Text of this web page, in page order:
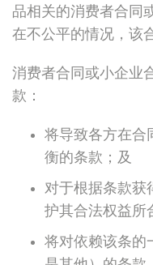
品相关的消费者合同
在不公平的情况，该
消费者合同或小企业
款：
将导致各方在合
衡的条款；及
对于根据条款获
护其合法权益所
将对依赖该条的